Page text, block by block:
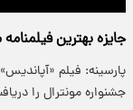
جایزه بهترین
پارسینه: فیلم
جشنواره مونترال را